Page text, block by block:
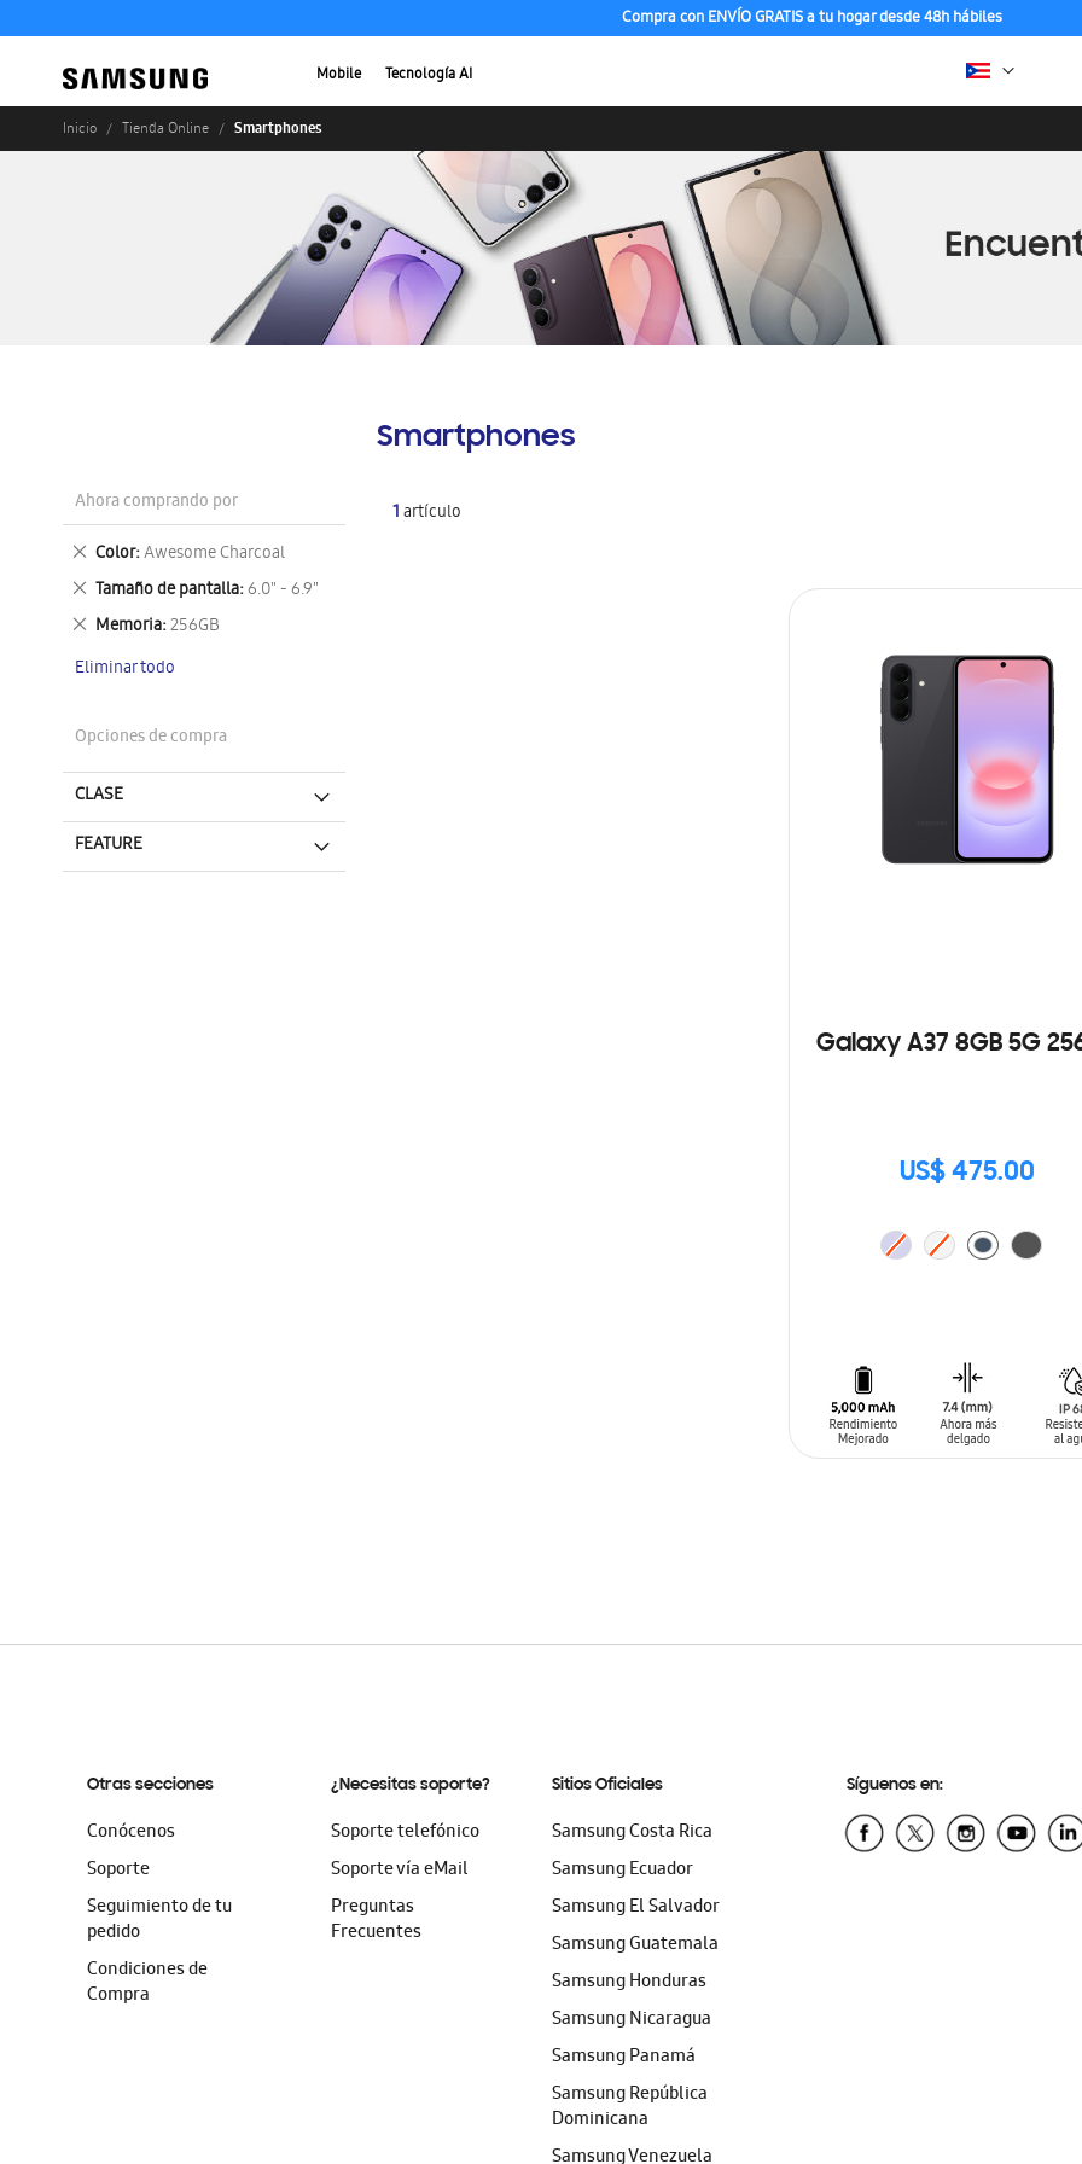
Compra con ENVÍO GRATIS a tu hogar desde 48h hábiles
Mobile Tecnología AI
Inicio Tienda Online Smartphones
Smartphones
1artículo
Galaxy A37 8GB 5G
US$ 475.00
Ahora comprando por
Color Awesome Charcoal
Eliminar
este
artículo
Tamaño de pantalla 6.0" - 6.9"
Eliminar
este
artículo
Memoria 256GB
Eliminar
artículo
Eliminar todo
Opciones de compra
CLASE
FEATURE
Otras secciones
Conócenos
Soporte
Seguimiento de tu
pedido
Condiciones de
Compra
¿Necesitas soporte?
Soporte telefónico
Soporte vía eMail
Preguntas
Frecuentes
Sitios Oficiales
Samsung Costa Rica
Samsung Ecuador
Samsung El Salvador
Samsung Guatemala
Samsung Honduras
Samsung Nicaragua
Samsung Panamá
Samsung República
Dominicana
Samsung Venezuela
Síguenos en: